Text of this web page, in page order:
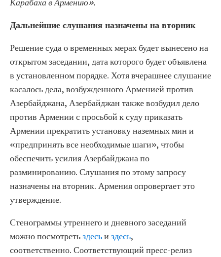
Карабаха в Армению».
Дальнейшие слушания назначены на вторник
Решение суда о временных мерах будет вынесено на
открытом заседании, дата которого будет объявлена
в установленном порядке. Хотя вчерашнее слушание
касалось дела, возбужденного Арменией против
Азербайджана, Азербайджан также возбудил дело
против Армении с просьбой к суду приказать
Армении прекратить установку наземных мин и
«предпринять все необходимые шаги», чтобы
обеспечить усилия Азербайджана по
разминированию. Слушания по этому запросу
назначены на вторник. Армения опровергает это
утверждение.
Стенограммы утреннего и дневного заседаний
можно посмотретьздесьи​​​​​​​ здесь,
соответственно. Соответствующий пресс-релиз